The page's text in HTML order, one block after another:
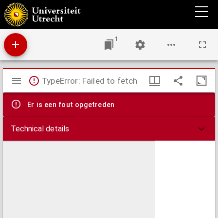
Heilzame wenken betrekkelijk de roeping en voorbereiding tot den huwelijken staat
1
Mirador
viewer
TypeError: Failed to fetch
Er is een fout opgetreden
Technical details